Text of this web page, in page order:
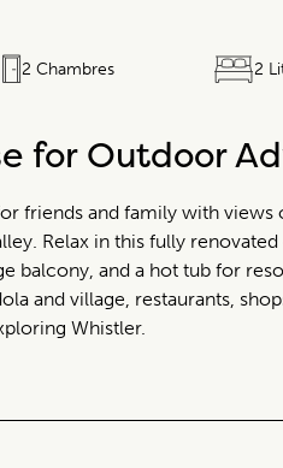
2 Chambres 2
for Outdoor
friends and family with views
Relax in this fully
balcony, and a hot tub for
and village, restaurants,
Whistler.